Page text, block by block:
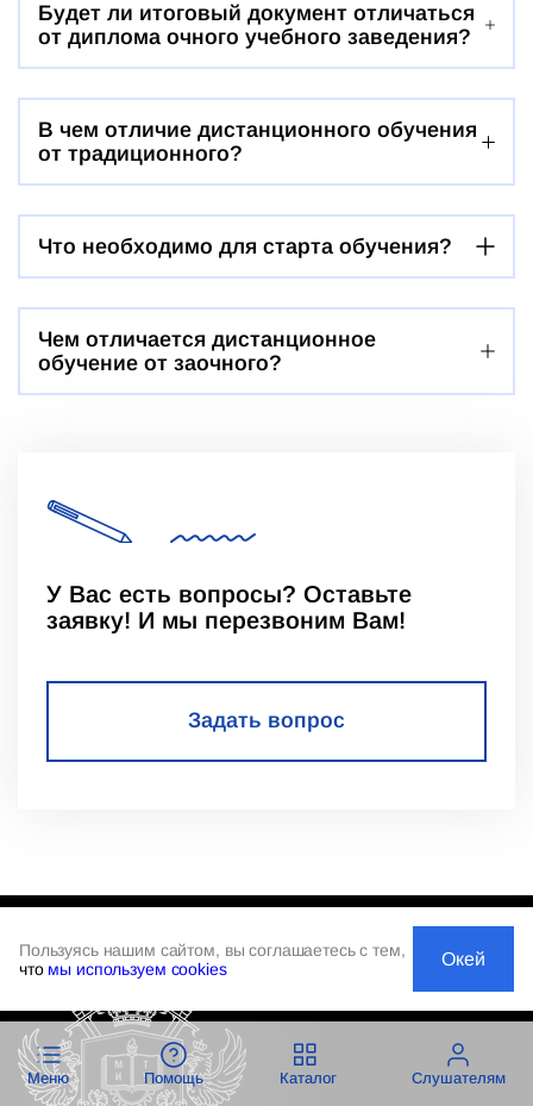
Будет ли итоговый документ отличаться
от диплома очного учебного заведения?
В чем отличие дистанционного обучения
от традиционного?
Что необходимо для старта обучения?
Чем отличается дистанционное
обучение от заочного?
У Вас есть вопросы? Оставьте
заявку! И мы перезвоним Вам!
Задать вопрос
Меню Помощь Каталог Слушателям
Пользуясь нашим сайтом, вы соглашаетесь с тем,
что мы используем cookies Окей